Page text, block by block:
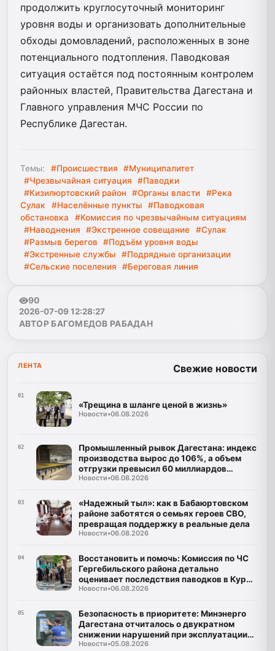
продолжить круглосуточный мониторинг
уровня воды и организовать дополнительные
обходы домовладений, расположенных в зоне
потенциального подтопления. Паводковая
ситуация остаётся под постоянным контролем
районных властей, Правительства Дагестана и
Главного управления МЧС России по
Республике Дагестан.
Темы: #Происшествия
#Муниципалитет
#Чрезвычайная ситуация
#Паводки
#Кизилюртовский район
#Органы власти
#Река
Сулак
#Населённые пункты
#Паводковая
обстановка
#Комиссия по чрезвычайным ситуациям
#Наводнения
#Экстренное совещание
#Сулак
#Размыв берегов
#Подъём уровня воды
#Экстренные службы
#Подрядные организации
#Сельские поселения
#Береговая линия
90
2026-07-09 12:28:27
АВТОР БАГОМЕДОВ РАБАДАН
ЛЕНТА Свежие новости
01
«Трещина в шланге ценой в жизнь»
Новости•06.08.2026
02
Промышленный рывок Дагестана: индекс
производства вырос до 106%, а объем
отгрузки превысил 60 миллиардов
рублей
Новости•06.08.2026
03
«Надежный тыл»: как в Бабаюртовском
районе заботятся о семьях героев СВО,
превращая поддержку в реальные дела
Новости•06.08.2026
04
Восстановить и помочь: Комиссия по ЧС
Гергебильского района детально
оценивает последствия паводков в Курми
и Хвартикуни
Новости•06.08.2026
05
Безопасность в приоритете: Минэнерго
Дагестана отчиталось о двукратном
снижении нарушений при эксплуатации
газа
Новости•05.08.2026